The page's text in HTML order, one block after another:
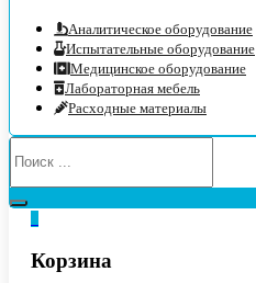
Аналитическое оборудование
Испытательные оборудование
Медицинское оборудование
Лабораторная мебель
Расходные материалы
Корзина